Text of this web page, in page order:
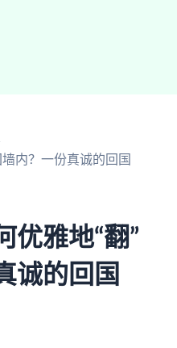
内？一份真诚的回国
优雅地“翻”
诚的回国